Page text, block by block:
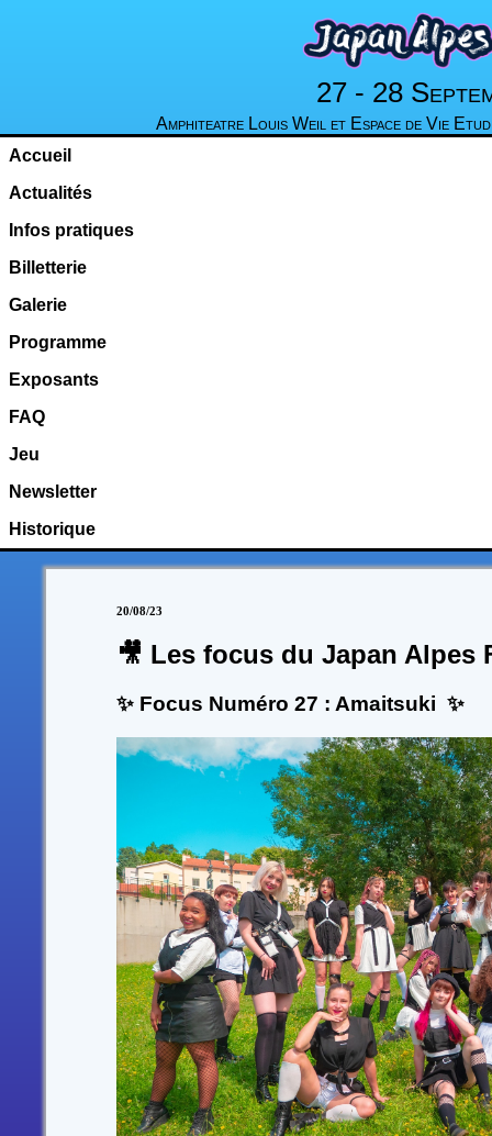
27 - 28
Amphiteatre Louis Weil et Espace de Vie
Accueil
Actualités
Infos pratiques
Billetterie
Galerie
Programme
Exposants
FAQ
Jeu
Newsletter
Historique
20/08/23
🎥 Les focus du Japan Alpes
✨ Focus Numéro 27 : Amaitsuki ✨